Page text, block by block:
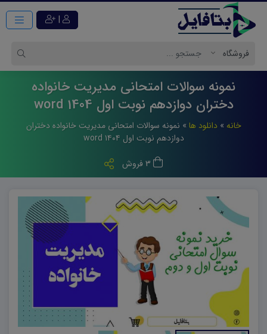
|
نمونه سوالات امتحانی مدیریت خانواده
دختران دوازدهم نوبت اول 1404 word
خانه » دانلود ها » نمونه سوالات امتحانی مدیریت خانواده دختران
دوازدهم نوبت اول ۱۴۰۴ word